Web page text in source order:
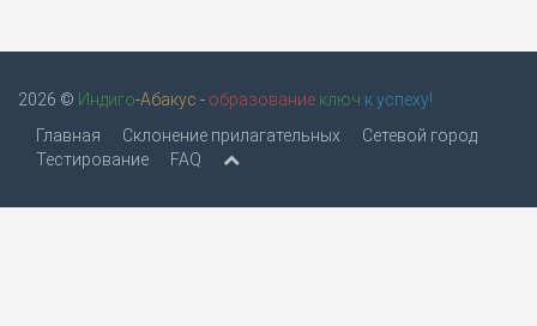
2026 © Индиго-Абакус - образование ключ к успеху!
Главная
Склонение прилагательных
Сетевой город
Тестирование
FAQ